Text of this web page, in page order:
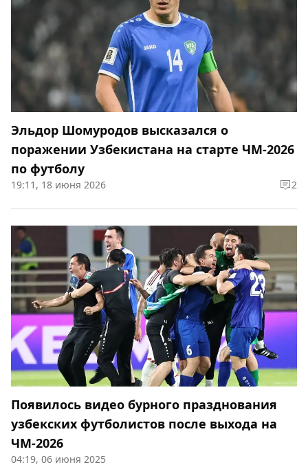
Эльдор Шомуродов высказался о
поражении Узбекистана на старте ЧМ-2026
по футболу
19:11, 18 июня 2026 2
Появилось видео бурного празднования
узбекских футболистов после выхода на
ЧМ-2026
04:19, 06 июня 2025